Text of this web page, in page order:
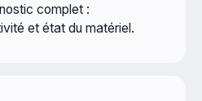
complet :
et état du matériel.